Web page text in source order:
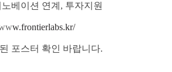
베이션 연계, 투자지원
w.frontierlabs.kr/
포스터 확인 바랍니다.